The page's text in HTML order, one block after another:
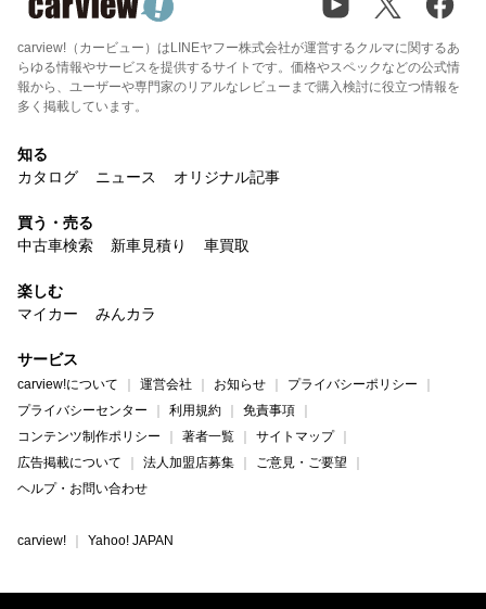
carview!（カービュー）はLINEヤフー株式会社が運営するクルマに関するあ
らゆる情報やサービスを提供するサイトです。価格やスペックなどの公式情
報から、ユーザーや専門家のリアルなレビューまで購入検討に役立つ情報を
多く掲載しています。
知る
カタログ
ニュース オリジナル記事
買う・売る
中古車検索
新車見積り 車買取
楽しむ
マイカー
みんカラ
サービス
carview!について 運営会社 お知らせ
プライバシーポリシー
プライバシーセンター
利用規約
免責事項
コンテンツ制作ポリシー
著者一覧
サイトマップ
広告掲載について
法人加盟店募集
ご意見・ご要望
ヘルプ・お問い合わせ
carview! Yahoo! JAPAN